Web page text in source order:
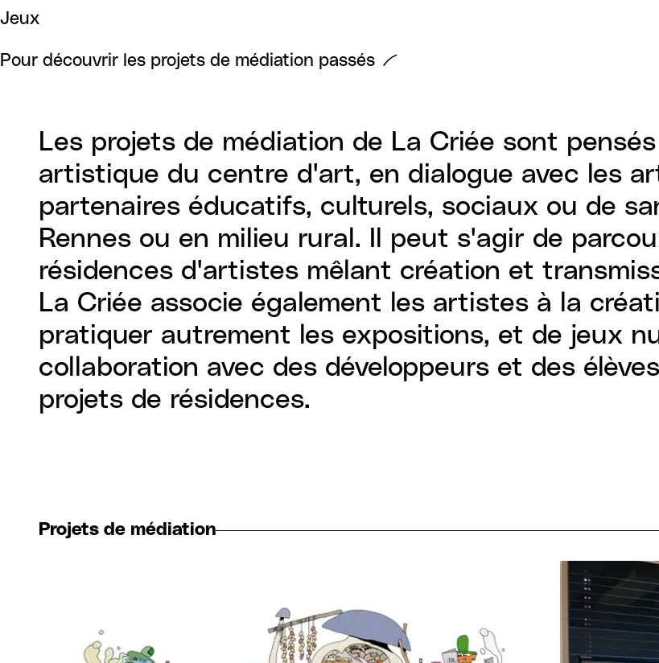
Jeux
Pour découvrir les projets de médiation passés
Les projets de médiation de La Criée sont
artistique du centre d'art, en dialogue avec les
partenaires éducatifs, culturels, sociaux ou de
Rennes ou en milieu rural. Il peut s'agir de
résidences d'artistes mêlant création et
La Criée associe également les artistes à la
pratiquer autrement les expositions, et de jeux
collaboration avec des développeurs et des
projets de résidences.
Projets de médiation